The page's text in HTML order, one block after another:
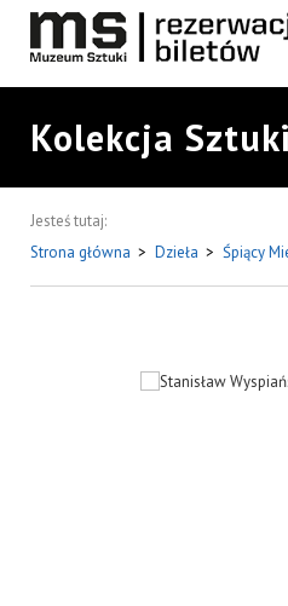
Kolekcja
Jesteś tutaj:
Strona główna > Dzieła > Śpiący